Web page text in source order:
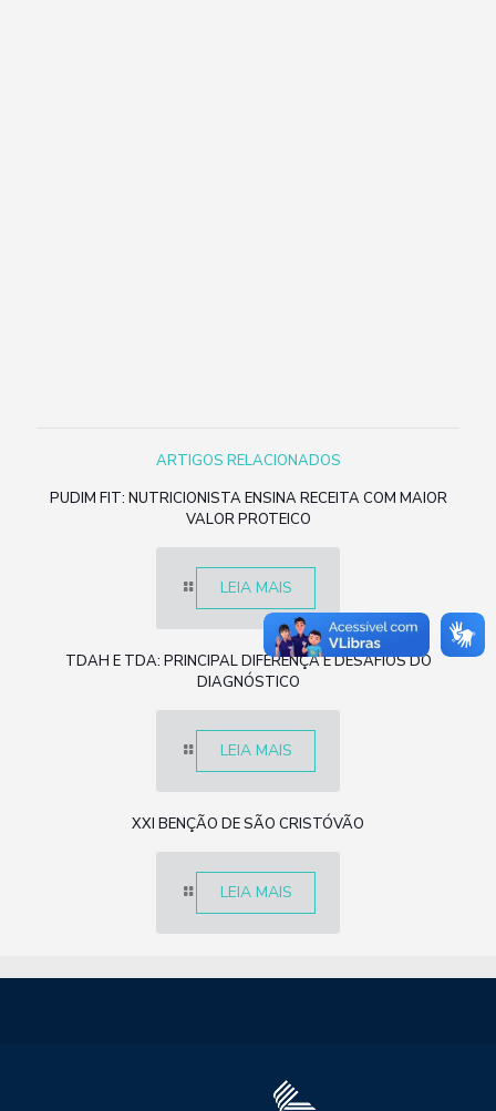
ARTIGOS RELACIONADOS
PUDIM FIT: NUTRICIONISTA ENSINA RECEITA COM MAIOR
VALOR PROTEICO
LEIA MAIS
TDAH E TDA: PRINCIPAL DIFERENÇA E DESAFIOS DO
DIAGNÓSTICO
LEIA MAIS
XXI BENÇÃO DE SÃO CRISTÓVÃO
LEIA MAIS